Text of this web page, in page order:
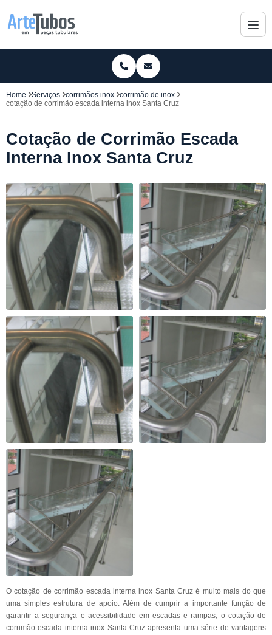
Home Serviços corrimãos inox
corrimão de inox
cotação de corrimão escada interna inox Santa Cruz
Cotação de Corrimão Escada
Interna Inox Santa Cruz
O cotação de corrimão escada interna inox Santa Cruz é muito mais do que
uma simples estrutura de apoio. Além de cumprir a importante função de
garantir a segurança e acessibilidade em escadas e rampas, o cotação de
corrimão escada interna inox Santa Cruz apresenta uma série de vantagens